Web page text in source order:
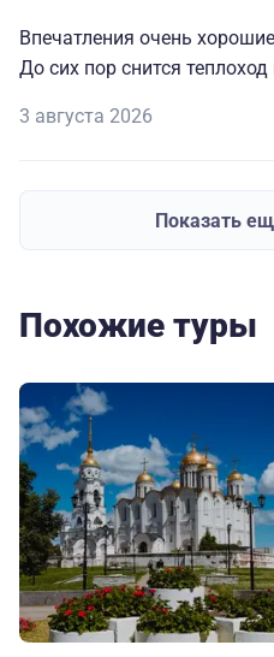
Впечатления очень
До сих пор снится теплоход
3 августа 2026
Показать
Похожие туры